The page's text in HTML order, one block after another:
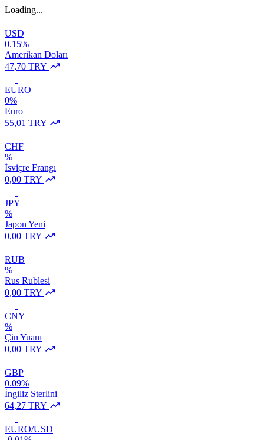
Loading...
USD
0.15%
Amerikan Doları
47,70 TRY
EURO
0%
Euro
55,01 TRY
CHF
%
İsviçre Frangı
0,00 TRY
JPY
%
Japon Yeni
0,00 TRY
RUB
%
Rus Rublesi
0,00 TRY
CNY
%
Çin Yuanı
0,00 TRY
GBP
0.09%
İngiliz Sterlini
64,27 TRY
EURO/USD